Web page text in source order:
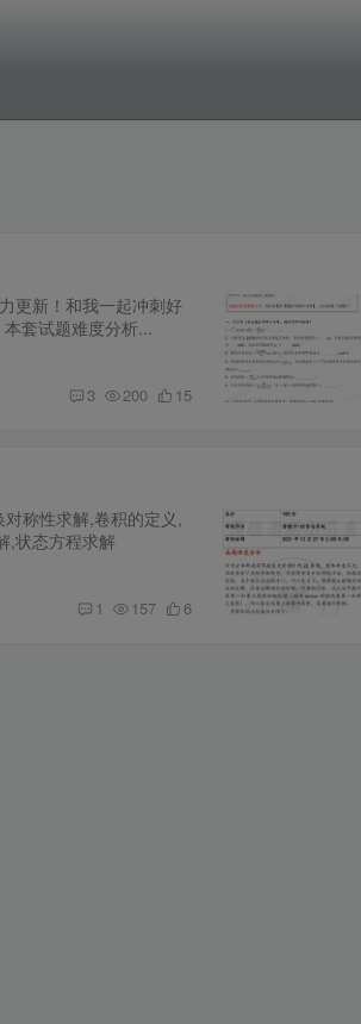
更新！和我一起冲刺好
套试题难度分析...
3 200 15
称性求解,卷积的定义,
,状态方程求解
1 157 6
最新资讯